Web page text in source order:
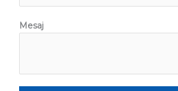
Mesaj